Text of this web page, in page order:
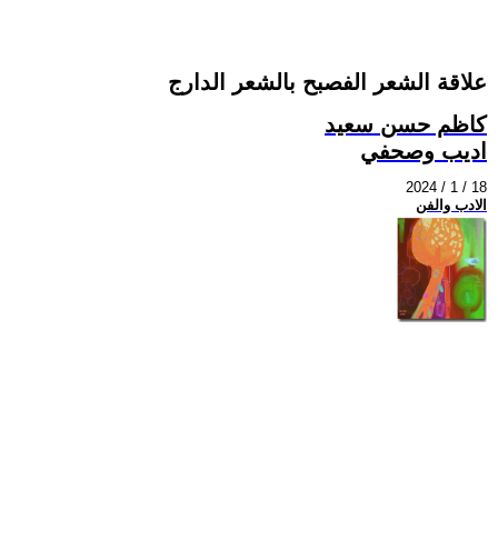
علاقة الشعر الفصبح بالشعر الدارج
كاظم حسن سعيد
اديب وصحفي
2024 / 1 / 18
الادب والفن